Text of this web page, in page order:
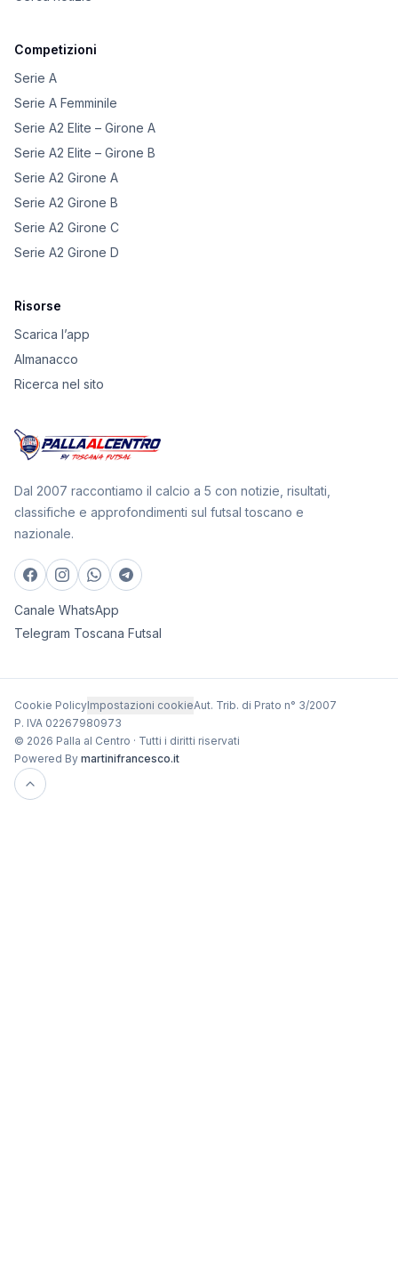
Competizioni
Serie A
Serie A Femminile
Serie A2 Elite – Girone A
Serie A2 Elite – Girone B
Serie A2 Girone A
Serie A2 Girone B
Serie A2 Girone C
Serie A2 Girone D
Risorse
Scarica l’app
Almanacco
Ricerca nel sito
Dal 2007 raccontiamo il calcio a 5 con notizie, risultati,
classifiche e approfondimenti sul futsal toscano e
nazionale.
Canale WhatsApp
Telegram Toscana Futsal
Cookie PolicyImpostazioni cookieAut. Trib. di Prato n° 3/2007
P. IVA 02267980973
© 2026 Palla al Centro · Tutti i diritti riservati
Powered By martinifrancesco.it